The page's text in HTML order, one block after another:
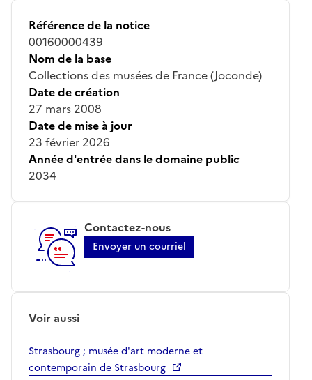
Référence de la notice
00160000439
Nom de la base
Collections des musées de France (Joconde)
Date de création
27 mars 2008
Date de mise à jour
23 février 2026
Année d'entrée dans le domaine public
2034
Contactez-nous
Envoyer un courriel
Voir aussi
Strasbourg ; musée d'art moderne et
contemporain de Strasbourg